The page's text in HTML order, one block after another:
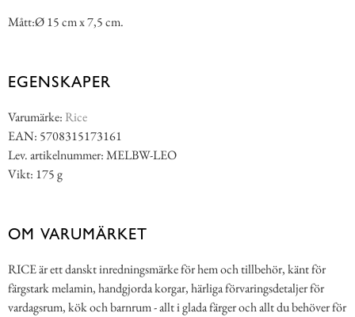
Mått:Ø 15 cm x 7,5 cm.
EGENSKAPER
Varumärke: Rice
EAN: 5708315173161
Lev. artikelnummer: MELBW-LEO
Vikt: 175 g
OM VARUMÄRKET
RICE är ett danskt inredningsmärke för hem och tillbehör, känt för
färgstark melamin, handgjorda korgar, härliga förvaringsdetaljer för
vardagsrum, kök och barnrum - allt i glada färger och allt du behöver för